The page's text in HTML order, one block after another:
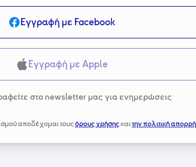
Εγγραφή με Facebook
Εγγραφή με Apple
στο newsletter μας για ενημερώσεις
αποδέχομαι τουςόρους χρήσηςκαιτην πολιτική